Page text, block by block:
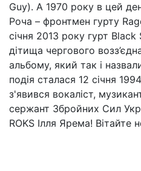
Guy). А 1970 року в цей
Роча – фронтмен гурту
січня 2013 року гурт
дітища чергового
альбому, який так і
подія сталася 12 січня
з'явився вокаліст,
сержант Збройних Сил
ROKS Ілля Ярема! Вітайте